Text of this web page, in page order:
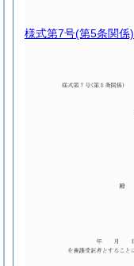
様式第7号(第5条関係)